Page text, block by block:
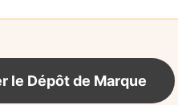
le Dépôt de Marque